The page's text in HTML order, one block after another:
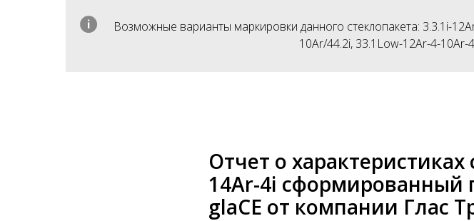
Возможные варианты маркировки данного стеклопакета: 3.3.1i-
10Ar/44.2i, 33.1Low-12Ar-4-
Отчет о характеристиках
14Ar-4i
glaCE от компании Глас